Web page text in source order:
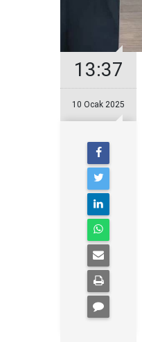
13:37
10 Ocak 2025